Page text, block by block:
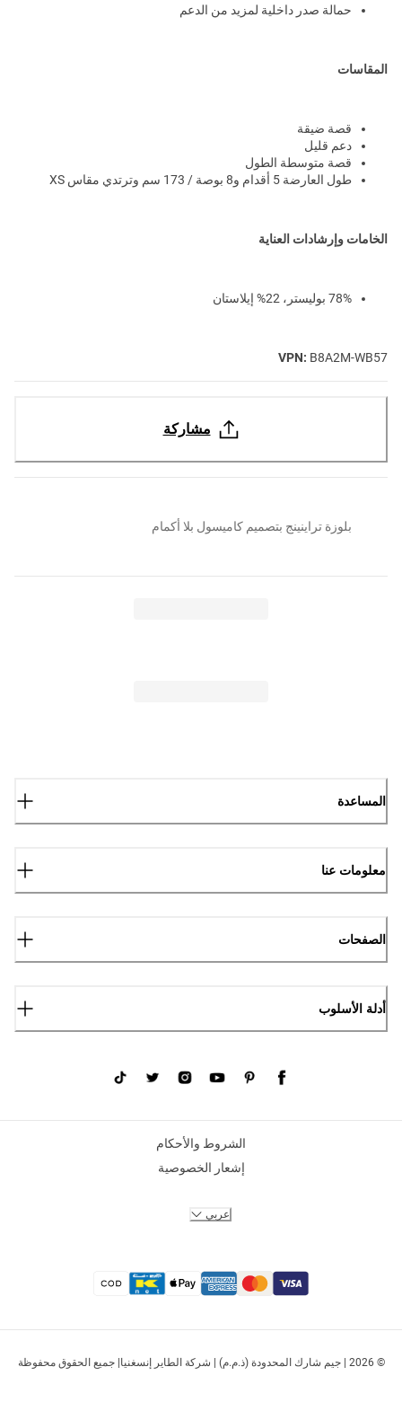
حمالة صدر داخلية لمزيد من الدعم
المقاسات
قصة ضيقة
دعم قليل
قصة متوسطة الطول
طول العارضة 5 أقدام و8 بوصة / 173 سم وترتدي مقاس XS
الخامات وإرشادات العناية
78% بوليستر، 22% إيلاستان
VPN: B8A2M-WB57
مشاركة
بلوزة تراينينج بتصميم كاميسول بلا أكمام
المساعدة
معلومات عنا
الصفحات
أدلة الأسلوب
© 2026 | جيم شارك المحدودة (ذ.م.م) | شركة الطاير إنسغنيا| جميع الحقوق محفوظة
الشروط والأحكام
إشعار الخصوصية
عربي